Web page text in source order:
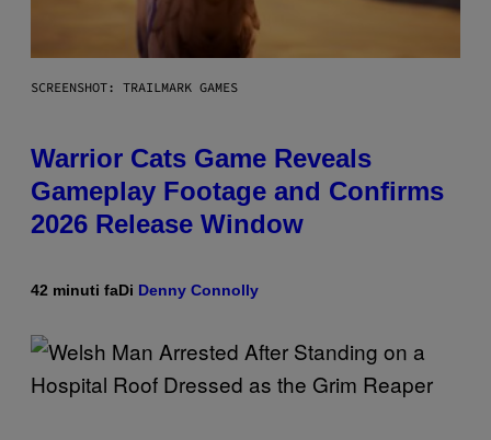
SCREENSHOT: TRAILMARK GAMES
Warrior Cats Game Reveals
Gameplay Footage and Confirms
2026 Release Window
42 minuti faDi Denny Connolly